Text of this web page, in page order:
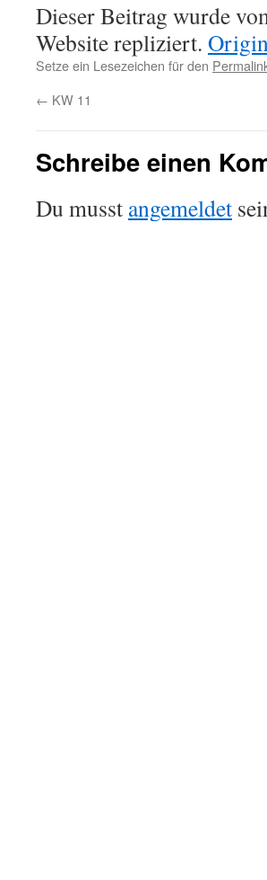
Dieser Beitrag wurde
Website repliziert.
Setze ein Lesezeichen für den
← KW 11
Schreibe einen
Du musst angemeldet